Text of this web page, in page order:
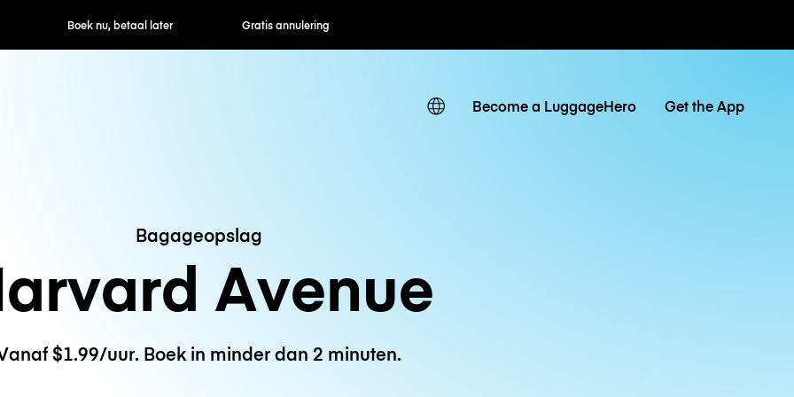
nu, betaal later Gratis annulering Uur- / dagtarieven
Become a LuggageHero Get the App
Bagageopslag
Avenue
$1.99/uur. Boek in minder dan 2 minuten.